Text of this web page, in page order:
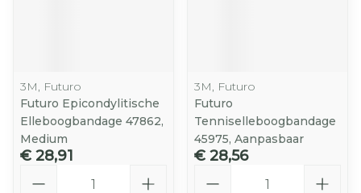
3M, Futuro
Futuro Epicondylitische
Elleboogbandage 47862,
Medium
€ 28,91
3M, Futuro
Futuro
Tenniselleboogbandage
45975, Aanpasbaar
€ 28,56